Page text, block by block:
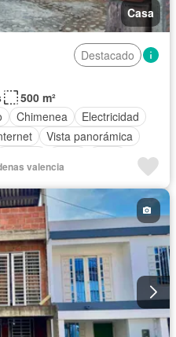
Casa
Destacado
500 m²
Chimenea
Electricidad
Vista panorámica
Estudio
valencia